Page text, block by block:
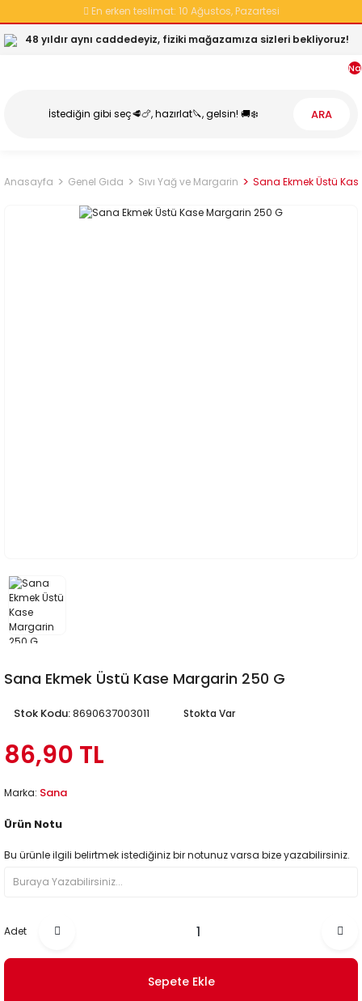
En erken teslimat: 10 Ağustos, Pazartesi
48 yıldır aynı caddedeyiz, fiziki mağazamıza sizleri bekliyoruz!
ARA
Anasayfa Genel Gıda Sıvı Yağ ve Margarin Sana Ekmek Üstü
Sana Ekmek Üstü Kase Margarin 250 G
Stok Kodu:8690637003011 Stokta Var
86,90 TL
Marka: Sana
Ürün Notu
Bu ürünle ilgili belirtmek istediğiniz bir notunuz varsa bize yazabilirsiniz.
Adet
Sepete Ekle